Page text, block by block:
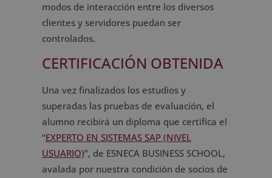
modos de interacción entre los diversos
clientes y servidores puedan ser
controlados.
CERTIFICACIÓN OBTENIDA
Una vez finalizados los estudios y
superadas las pruebas de evaluación, el
alumno recibirá un diploma que certifica el
“EXPERTO EN SISTEMAS SAP (NIVEL
USUARIO)”, de ESNECA BUSINESS SCHOOL,
avalada por nuestra condición de socios de